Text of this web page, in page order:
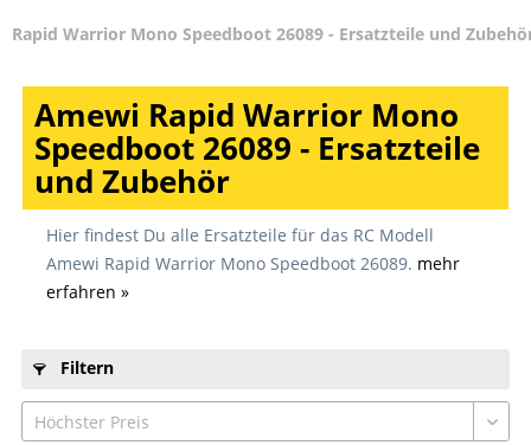
Rapid Warrior Mono Speedboot 26089 - Ersatzteile und
Amewi Rapid Warrior Mono
Speedboot 26089 - Ersatzteile
und Zubehör
Hier findest Du alle Ersatzteile für das RC Modell
Amewi Rapid Warrior Mono Speedboot 26089. mehr
erfahren »
Filtern